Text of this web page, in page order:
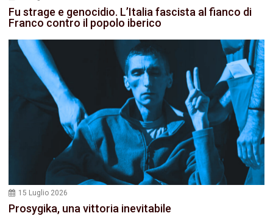
Fu strage e genocidio. L’Italia fascista al fianco di
Franco contro il popolo iberico
15 Luglio 2026
Prosygika, una vittoria inevitabile